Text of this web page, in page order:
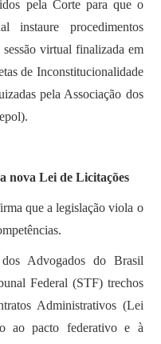
pela Corte para que o
instaure procedimentos
virtual finalizada em
de Inconstitucionalidade
pela Associação dos
nova Lei de Licitações
que a legislação viola o
Advogados do Brasil
Federal (STF) trechos
Administrativos (Lei
ao pacto federativo e à